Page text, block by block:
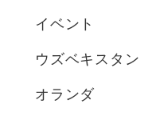
イベント
ウズベキスタン
オランダ